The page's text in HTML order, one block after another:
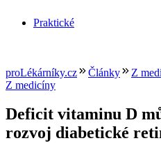
Praktické
proLékárníky.cz Články
Z
Z medicíny
Deficit vitaminu D
rozvoj diabetické